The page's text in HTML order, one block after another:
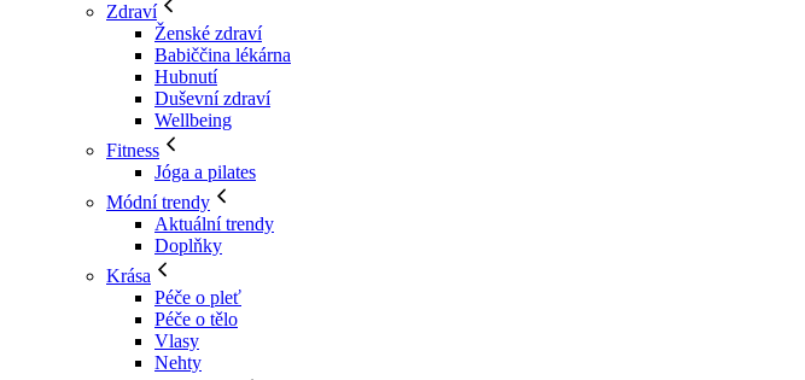
Zdraví
Ženské zdraví
Babiččina lékárna
Hubnutí
Duševní zdraví
Wellbeing
Fitness
Jóga a pilates
Módní trendy
Aktuální trendy
Doplňky
Krása
Péče o pleť
Péče o tělo
Vlasy
Nehty